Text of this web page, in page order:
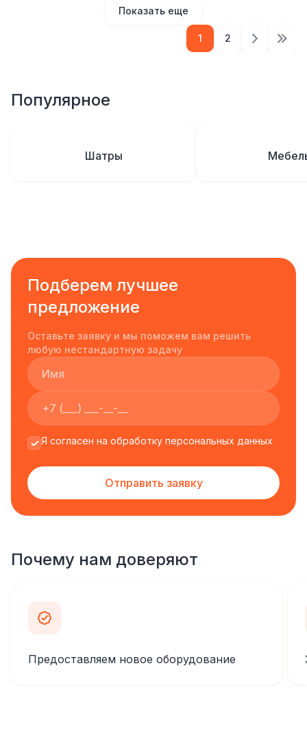
Показать еще
1 2
Популярное
Шатры
Подберем лучшее
предложение
Оставьте заявку и мы поможем вам решить
любую нестандартную задачу
Я согласен на обработку персональных данных
Отправить заявку
Почему нам доверяют
Предоставляем новое оборудование